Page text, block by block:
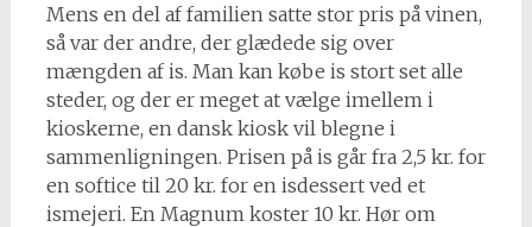
Mens en del af familien satte stor pris på vinen,
så var der andre, der glædede sig over
mængden af is. Man kan købe is stort set alle
steder, og der er meget at vælge imellem i
kioskerne, en dansk kiosk vil blegne i
sammenligningen. Prisen på is går fra 2,5 kr. for
en softice til 20 kr. for en isdessert ved et
ismejeri. En Magnum koster 10 kr. Hør om